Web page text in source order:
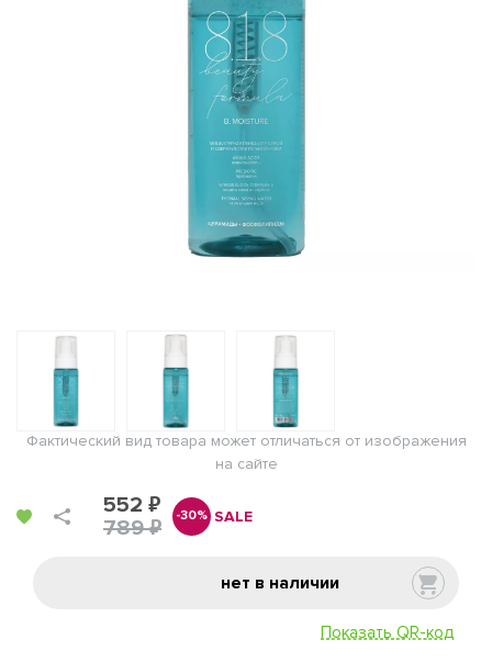
Фактический вид товара может отличаться от изображения
на сайте
552 ₽
789 ₽
-30% SALE
нет в наличии
Показать QR-код